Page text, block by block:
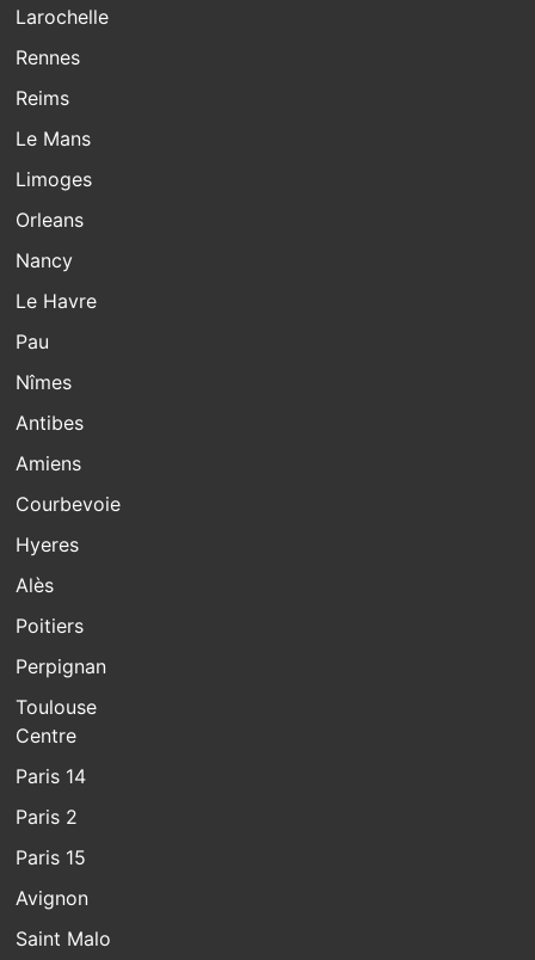
Larochelle
Rennes
Reims
Le Mans
Limoges
Orleans
Nancy
Le Havre
Pau
Nîmes
Antibes
Amiens
Courbevoie
Hyeres
Alès
Poitiers
Perpignan
Toulouse
Centre
Paris 14
Paris 2
Paris 15
Avignon
Saint Malo